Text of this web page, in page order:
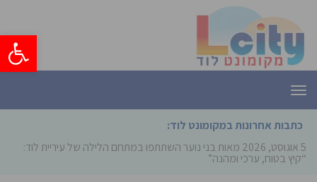
פתח
תפריט
כתבות אחרונות במקומונט לוד:
5 אוגוסט, 2026
מאות בני נוער השתתפו במתחם הלילה של עיריית לוד:
“קיץ בטוח, ערכי ומהנה”